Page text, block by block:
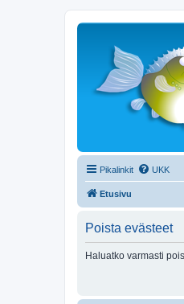
Pikalinkit UKK
Etusivu
Poista evästeet
Haluatko varmasti